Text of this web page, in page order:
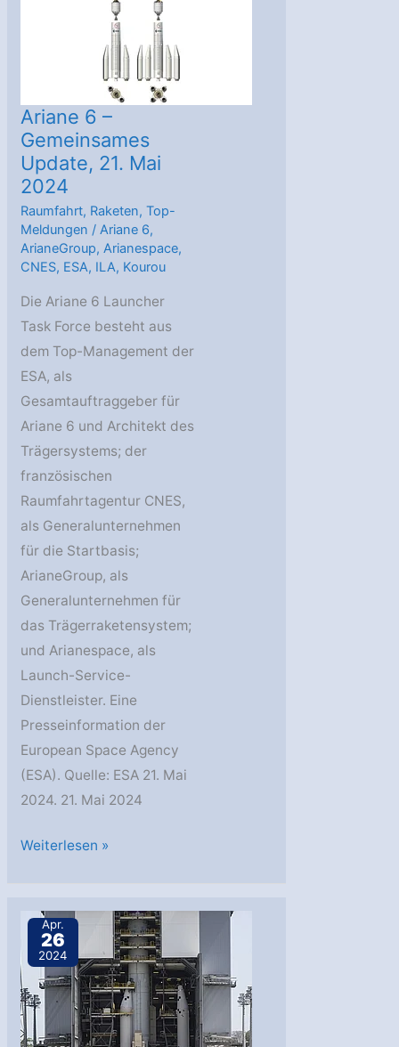
Ariane 6 –
Gemeinsames
Update, 21. Mai
2024
Raumfahrt, Raketen,Top-
Meldungen / Ariane 6,
ArianeGroup, Arianespace,
CNES, ESA, ILA, Kourou
Die Ariane 6 Launcher
Task Force besteht aus
dem Top-Management der
ESA, als
Gesamtauftraggeber für
Ariane 6 und Architekt des
Trägersystems; der
französischen
Raumfahrtagentur CNES,
als Generalunternehmen
für die Startbasis;
ArianeGroup, als
Generalunternehmen für
das Trägerraketensystem;
und Arianespace, als
Launch-Service-
Dienstleister. Eine
Presseinformation der
European Space Agency
(ESA). Quelle: ESA 21. Mai
2024. 21. Mai 2024
Ariane
Gemeinsames
Update,
21.
Mai
2024
Weiterlesen »
Apr.
26
2024